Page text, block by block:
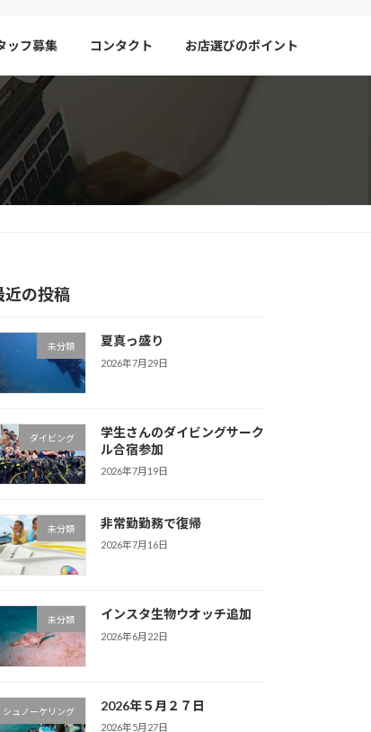
ッフ募集 コンタクト お店選びのポイント
近の投稿
未分類 夏真っ盛り
2026年7月29日
ダイビング
学生さんのダイビングサーク
ル合宿参加
2026年7月19日
未分類 非常勤勤務で復帰
2026年7月16日
未分類 インスタ生物ウオッチ追加
2026年6月22日
シュノーケリング 2026年５月２７日
2026年5月27日